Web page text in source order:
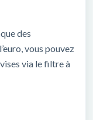
des
vous pouvez
via le filtre à